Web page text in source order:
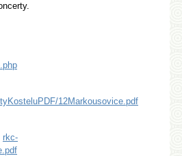
12Markousovice.pdf
rkc-